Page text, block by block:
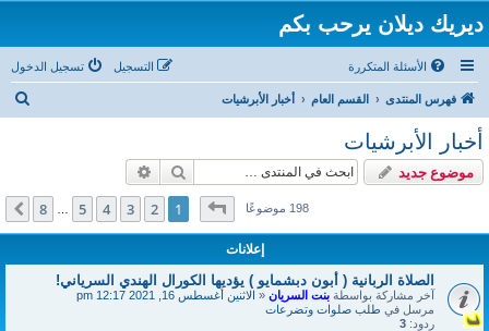
ديريك ديلان يرحب بكم
الأسئلة المتكررة تسجيل الدخول التسجيل
فهرس المنتدى القسم العام أخبار الأبرشيات
ب
أخبار الأبرشيات
موضوع جديد بحث
198 موضوعًا صفحة1 من8
1
2
3
4
5
8 التالي
إعلانات
الصلاة الربانية ( أبون دبشمايو ) يؤديها الكورال الهندي السرياني!
آخر مشاركة بواسطةبنت السريان«الاثنين أغسطس 16, 2021 12:17 pm
مرسل فيطلب صلوات وتضرعات
ردود: 3